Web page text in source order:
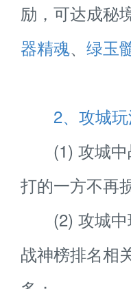
励，可达成秘
器精魂、 绿玉
2、攻城
(1) 攻城中
打的一方不再
(2) 攻城中
战神榜排名相